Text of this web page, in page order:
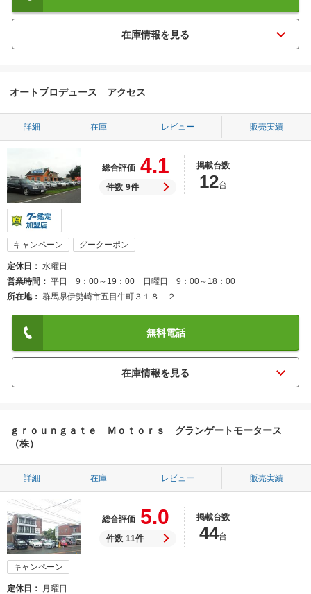
オートプロデュース アクセス
詳細 在庫 レビュー 販売実績
総合評価 4.1
件数 9件
掲載台数
12台
キャンペーン グークーポン
定休日
水曜日
営業時間
平日 9：00～19：00 日曜日 9：00～18：00
所在地
群馬県伊勢崎市五目牛町３１８－２
無料電話
ｇｒｏｕｎｇａｔｅ Ｍｏｔｏｒｓ グランゲートモータース
（株）
詳細 在庫 レビュー 販売実績
総合評価 5.0
件数 11件
掲載台数
44台
キャンペーン
定休日
月曜日